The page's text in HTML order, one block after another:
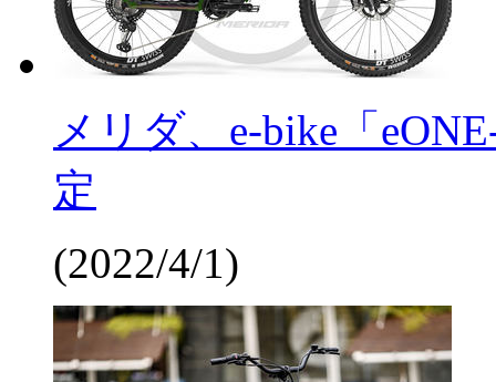
メリダ、e-bike「
定
(2022/4/1)